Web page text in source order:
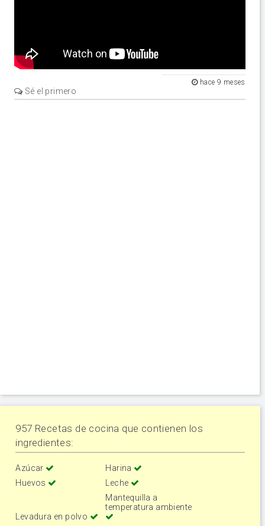
hace 9 meses
Sé el primero
957 Recetas de cocina que contienen los
ingredientes:
Azúcar
Harina
Huevos
Leche
Levadura en polvo
Mantequilla a
temperatura ambiente